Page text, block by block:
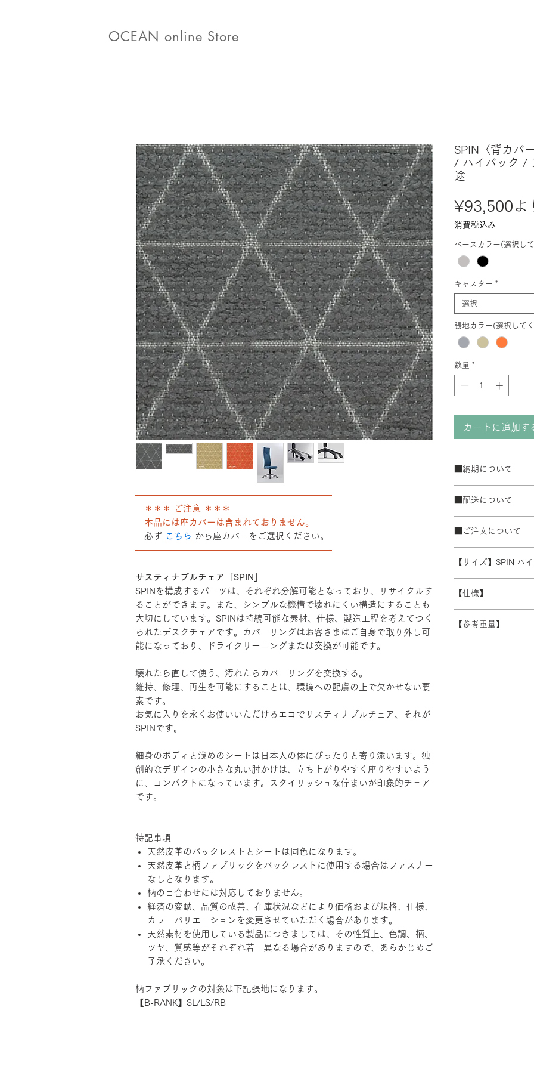
OCEAN online Store
――――――――――――――――――――――
＊＊＊ ご注意 ＊＊＊
本品には座カバーは含まれておりません。
必ず こちら から座カバーをご選択ください。
――――――――――――――――――――――
サスティナブルチェア「SPIN」
SPINを構成するパーツは、それぞれ分解可能となっており、リサイクルす
ることができます。また、シンプルな機構で壊れにくい構造にすることも
大切にしています。SPINは持続可能な素材、仕様、製造工程を考えてつく
られたデスクチェアです。カバーリングはお客さまはご自身で取り外し可
能になっており、ドライクリーニングまたは交換が可能です。
壊れたら直して使う、汚れたらカバーリングを交換する。
維持、修理、再生を可能にすることは、環境への配慮の上で欠かせない要
素です。
お気に入りを永くお使いいただけるエコでサスティナブルチェア、それが
SPINです。
細身のボディと浅めのシートは日本人の体にぴったりと寄り添います。独
創的なデザインの小さな丸い肘かけは、立ち上がりやすく座りやすいよう
に、コンパクトになっています。スタイリッシュな佇まいが印象的チェア
です。
特記事項
天然皮革のバックレストとシートは同色になります。
天然皮革と柄ファブリックをバックレストに使用する場合はファスナー
なしとなります。
柄の目合わせには対応しておりません。
経済の変動、品質の改善、在庫状況などにより価格および規格、仕様、
カラーバリエーションを変更させていただく場合があります。
天然素材を使用している製品につきましては、その性質上、色調、柄、
ツヤ、質感等がそれぞれ若干異なる場合がありますので、あらかじめご
了承ください。
柄ファブリックの対象は下記張地になります。
【B-RANK】SL/LS/RB
SPIN〈背カバ
/ ハイバック /
途
¥93,500よ
消費税込み
ベースカラー(選択し
キャスター *
選択
張地カラー(選択して
数量 *
カートに追加す
■納期について
ブラック粉体塗
50台以上の場合は要
て納期が変動するこ
■配送について
配送エリアによって
※数量によって配送
ます。 離島・一部
受注生産の為、配
す。詳細なお時間帯
できない場合がござ
■ご注文について
ズ等)、キャンセル
さい。
【サイズ】SPIN ハ
【仕様】
シート：PP・モ
【参考重量】